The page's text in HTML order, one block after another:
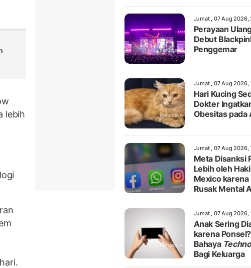
lebih
Jumat , 07 Aug 2026,
Perayaan
Debut
Penggemar
Jumat , 07 Aug 2026,
Hari Kucing
Dokter
Obesitas pada
Jumat , 07 Aug 2026,
Meta Disanksi
Lebih oleh
Mexico karena
Rusak Mental
Jumat , 07 Aug 2026,
Anak Sering
karena
Bahaya
Bagi Keluarga